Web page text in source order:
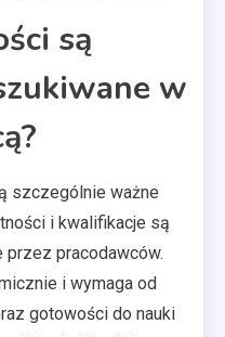
są
w
szczególnie ważne
i kwalifikacje są
przez pracodawców.
i wymaga od
gotowości do nauki